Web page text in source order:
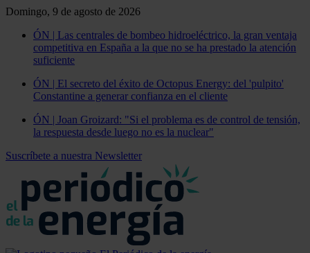
Domingo, 9 de agosto de 2026
ÓN | Las centrales de bombeo hidroeléctrico, la gran ventaja
competitiva en España a la que no se ha prestado la atención
suficiente
ÓN | El secreto del éxito de Octopus Energy: del 'pulpito'
Constantine a generar confianza en el cliente
ÓN | Joan Groizard: "Si el problema es de control de tensión,
la respuesta desde luego no es la nuclear"
Suscríbete a nuestra Newsletter